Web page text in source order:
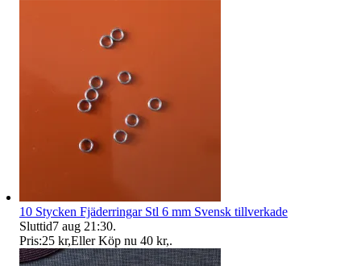
10 Stycken Fjäderringar Stl 6 mm Svensk tillverkade
Sluttid7 aug 21:30.
Pris:25 kr,Eller Köp nu 40 kr,.